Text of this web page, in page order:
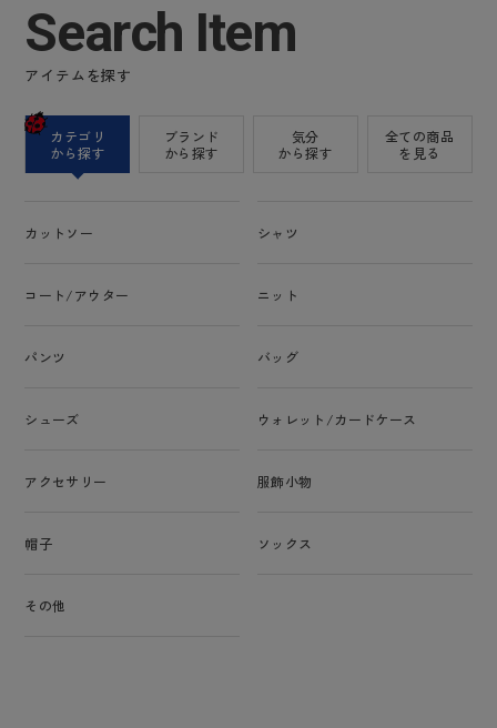
Search Item
アイテムを探す
カテゴリ
から探す
ブランド
から探す
気分
から探す
全ての商品
を見る
カットソー シャツ
コート/アウター ニット
パンツ バッグ
シューズ ウォレット/カードケース
アクセサリー 服飾小物
帽子 ソックス
その他